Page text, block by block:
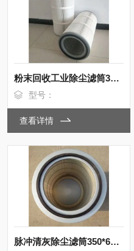
粉末回收工业除尘滤筒350*660mm价格
型号：
查看详情
脉冲清灰除尘滤筒350*660mm高效过滤 供应